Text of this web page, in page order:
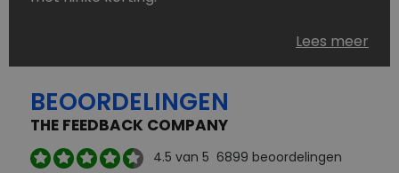
Schoenen heeft u nooit genoeg. Goedkope
schoenen, maar dus wel van topmerken,
aanbod is zo compleet dat u altijd wel een
passend paar vindt.
Welke schoenmerken vindt u in onze online
Lees meer
BEOORDELINGEN
THE FEEDBACK COMPANY
4.5 van 5 6899 beoordelingen